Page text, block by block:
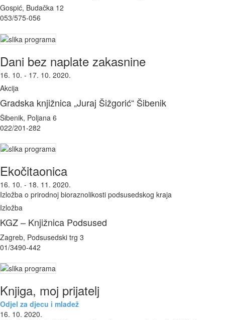
Gospić, Budačka 12
053/575-056
Dani bez naplate zakasnine
16. 10. - 17. 10. 2020.
Akcija
Gradska knjižnica „Juraj Šižgorić“ Šibenik
Šibenik, Poljana 6
022/201-282
Ekočitaonica
16. 10. - 18. 11. 2020.
Izložba o prirodnoj bioraznolikosti podsusedskog kraja
Izložba
KGZ – Knjižnica Podsused
Zagreb, Podsusedski trg 3
01/3490-442
Knjiga, moj prijatelj
Odjel za djecu i mladež
16. 10. 2020.